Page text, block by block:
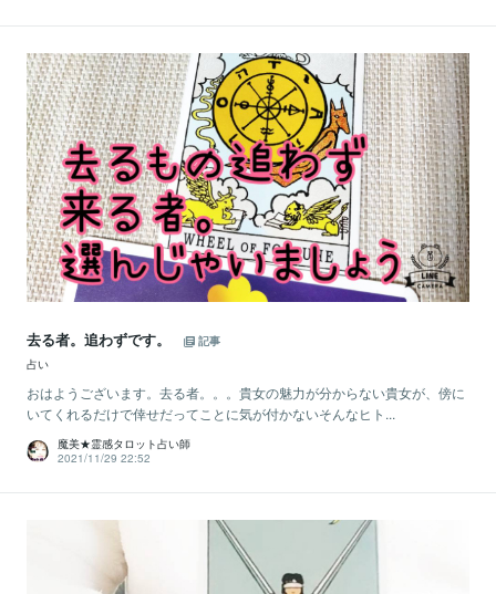
去る者。追わずです。
記事
占い
おはようございます。去る者。。。貴女の魅力が分からない貴女が、傍に
いてくれるだけで倖せだってことに気が付かないそんなヒト...
魔美★霊感タロット占い師
2021/11/29 22:52